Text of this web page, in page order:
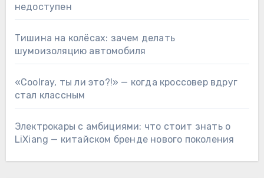
недоступен
Тишина на колёсах: зачем делать
шумоизоляцию автомобиля
«Coolray, ты ли это?!» — когда кроссовер вдруг
стал классным
Электрокары с амбициями: что стоит знать о
LiXiang — китайском бренде нового поколения